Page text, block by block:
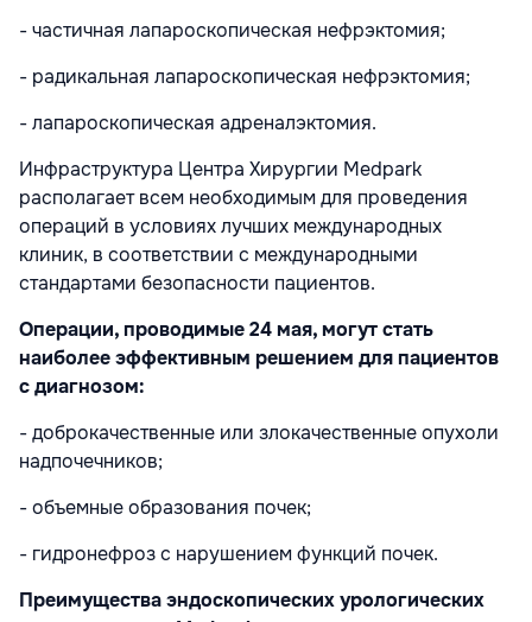
- частичная лапароскопическая нефрэктомия;
- радикальная лапароскопическая нефрэктомия;
- лапароскопическая адреналэктомия.
Инфраструктура Центра Хирургии Medpark
располагает всем необходимым для проведения
операций в условиях лучших международных
клиник, в соответствии с международными
стандартами безопасности пациентов.
Операции, проводимые 24 мая, могут стать
наиболее эффективным решением для пациентов
с диагнозом:
- доброкачественные или злокачественные опухоли
надпочечников;
- объемные образования почек;
- гидронефроз с нарушением функций почек.
Преимущества эндоскопических урологических